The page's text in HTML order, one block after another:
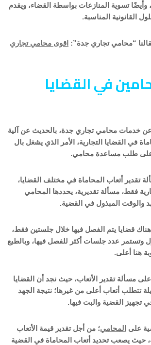
وأيضًا تسوية المنازعات بواسطة القضاء، ويقدم
القانونية المناسبة.
“محامي تجاري جدة”: اقوى محامي تجاري
في القضايا
عن خدمات محامي تجاري جدة، بالحديث عن آلية
في القضايا التجارية، الأمر الذي يشغل بال
على طلب مساعدة محامي.
تقدير أتعاب المحاماة في مختلف القضايا،
فقط، مسألة تقديرية، يحددها المحامي
والوقت المبذول في القضية.
قضايا يتم الفصل فيها خلال جلستين فقط،
وتستمر عدد جلسات أكثر للفصل فيها، وبالطبع
هنا أعلى.
مسألة تقدير الأتعاب، حيث نجد أن القضايا
تتطلب أتعاب أعلى من غيرها؛ نتيجة الجهد
تجهيز القضية والبت فيها.
على المحامي؛ من أجل تقدير قيمة الأتعاب
حيث يصعب تحديد أتعاب المحاماة في القضية